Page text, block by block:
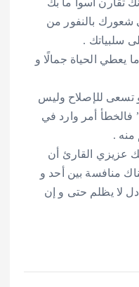
من
.
جمالًا و
وليس
وارد في
أن
بين أحد و
حتى و إن